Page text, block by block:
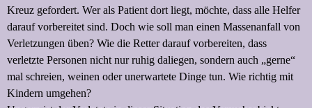
Kreuz gefordert. Wer als Patient dort liegt, möchte, dass alle Helfer
darauf vorbereitet sind. Doch wie soll man einen Massenanfall von
Verletzungen üben? Wie die Retter darauf vorbereiten, dass
verletzte Personen nicht nur ruhig daliegen, sondern auch „gerne“
mal schreien, weinen oder unerwartete Dinge tun. Wie richtig mit
Kindern umgehen?